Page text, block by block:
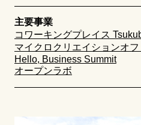
主要事業
コワーキングプレイス
マイクロクリエイションオ
Hello, Business Summit
オープンラボ